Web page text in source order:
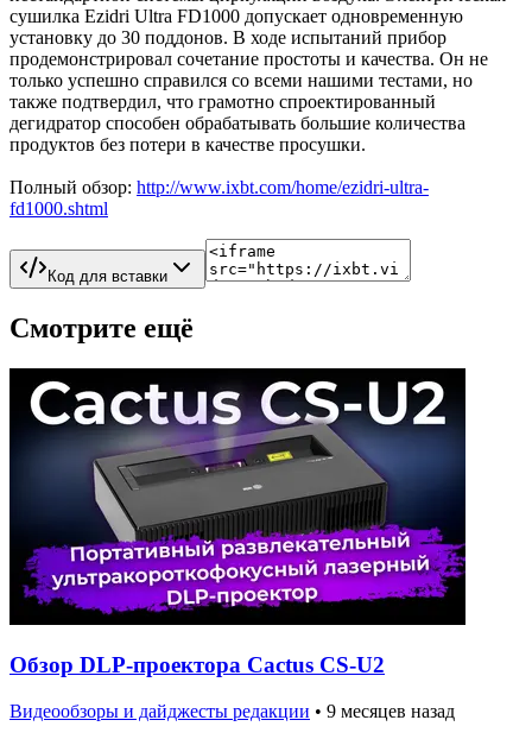
сушилка Ezidri Ultra FD1000 допускает одновременную
установку до 30 поддонов. В ходе испытаний прибор
продемонстрировал сочетание простоты и качества. Он не
только успешно справился со всеми нашими тестами, но
также подтвердил, что грамотно спроектированный
дегидратор способен обрабатывать большие количества
продуктов без потери в качестве просушки.
Полный обзор: http://www.ixbt.com/home/ezidri-ultra-
fd1000.shtml
Код для вставки
Смотрите ещё
Обзор DLP-проектора Cactus CS-U2
Видеообзоры и дайджесты редакции • 9 месяцев назад